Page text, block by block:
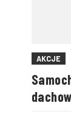
AKCJE